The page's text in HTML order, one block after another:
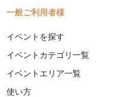
一般ご利用者様
イベントを探す
イベントカテゴリ一覧
イベントエリア一覧
使い方